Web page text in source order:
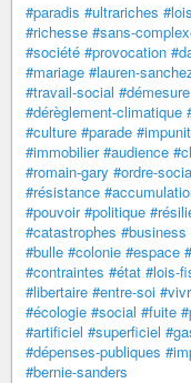
#paradis #ultrariches #lois
#richesse #sans-
#société #provocation
#mariage #lauren-
#travail-social #démesure
#dérèglement-climatique
#culture #parade
#immobilier #audience
#romain-gary #ordre-
#résistance
#pouvoir #politique
#catastrophes #business
#bulle #colonie #espace
#contraintes #état #lois-
#libertaire #entre-soi
#écologie #social #fuite
#artificiel #superficiel
#dépenses-publiques
#bernie-sanders